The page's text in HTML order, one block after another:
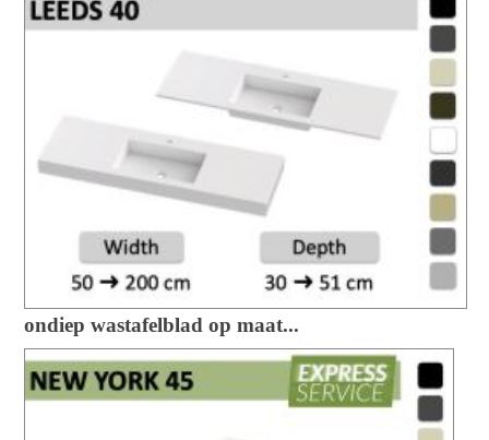
ondiep wastafelblad op maat...